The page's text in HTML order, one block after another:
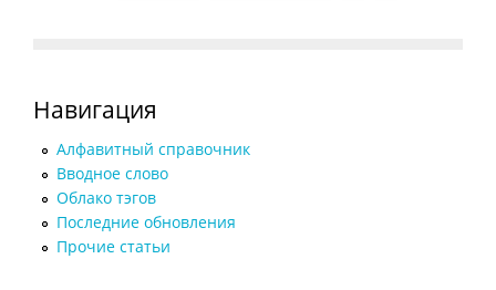
Навигация
Алфавитный справочник
Вводное слово
Облако тэгов
Последние обновления
Прочие статьи